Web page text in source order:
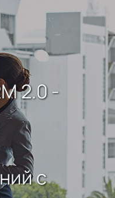
2.0 -
с